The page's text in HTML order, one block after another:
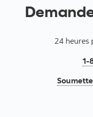
24 heures
1-